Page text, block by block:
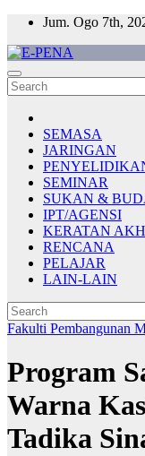
Skip
content
Jum. Ogo 7th,
E-PENA
Berita Digital Terkini
SEMASA
JARINGAN
SEMINAR
SUKAN &
IPT/AGENSI
KERATAN
RENCANA
PELAJAR
LAIN-LAIN
Fakulti Pembangunan
Program
Warna
Tadika